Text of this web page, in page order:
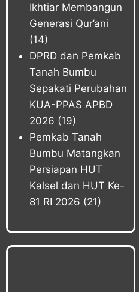
Ikhtiar Membangun
Generasi Qur’ani
(14)
DPRD dan Pemkab
Tanah Bumbu
Sepakati Perubahan
KUA-PPAS APBD
2026 (19)
Pemkab Tanah
Bumbu Matangkan
Persiapan HUT
Kalsel dan HUT Ke-
81 RI 2026 (21)